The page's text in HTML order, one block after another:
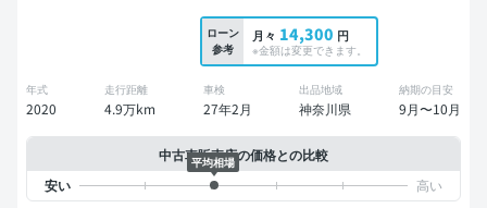
ローン
参考
月々 14,300 円
※金額は変更できます。
年式
2020
走行距離
4.9万km
車検
27年2月
出品地域
神奈川県
納期の目安
9月〜10月
中古車販売店の価格との比較
平均相場